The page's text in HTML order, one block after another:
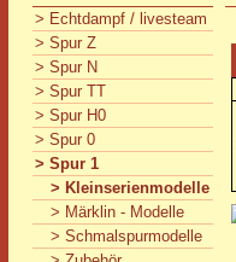
> Echtdampf / livesteam
> Spur Z
> Spur N
> Spur TT
> Spur H0
> Spur 0
> Spur 1
> Kleinserienmodelle
> Märklin - Modelle
> Schmalspurmodelle